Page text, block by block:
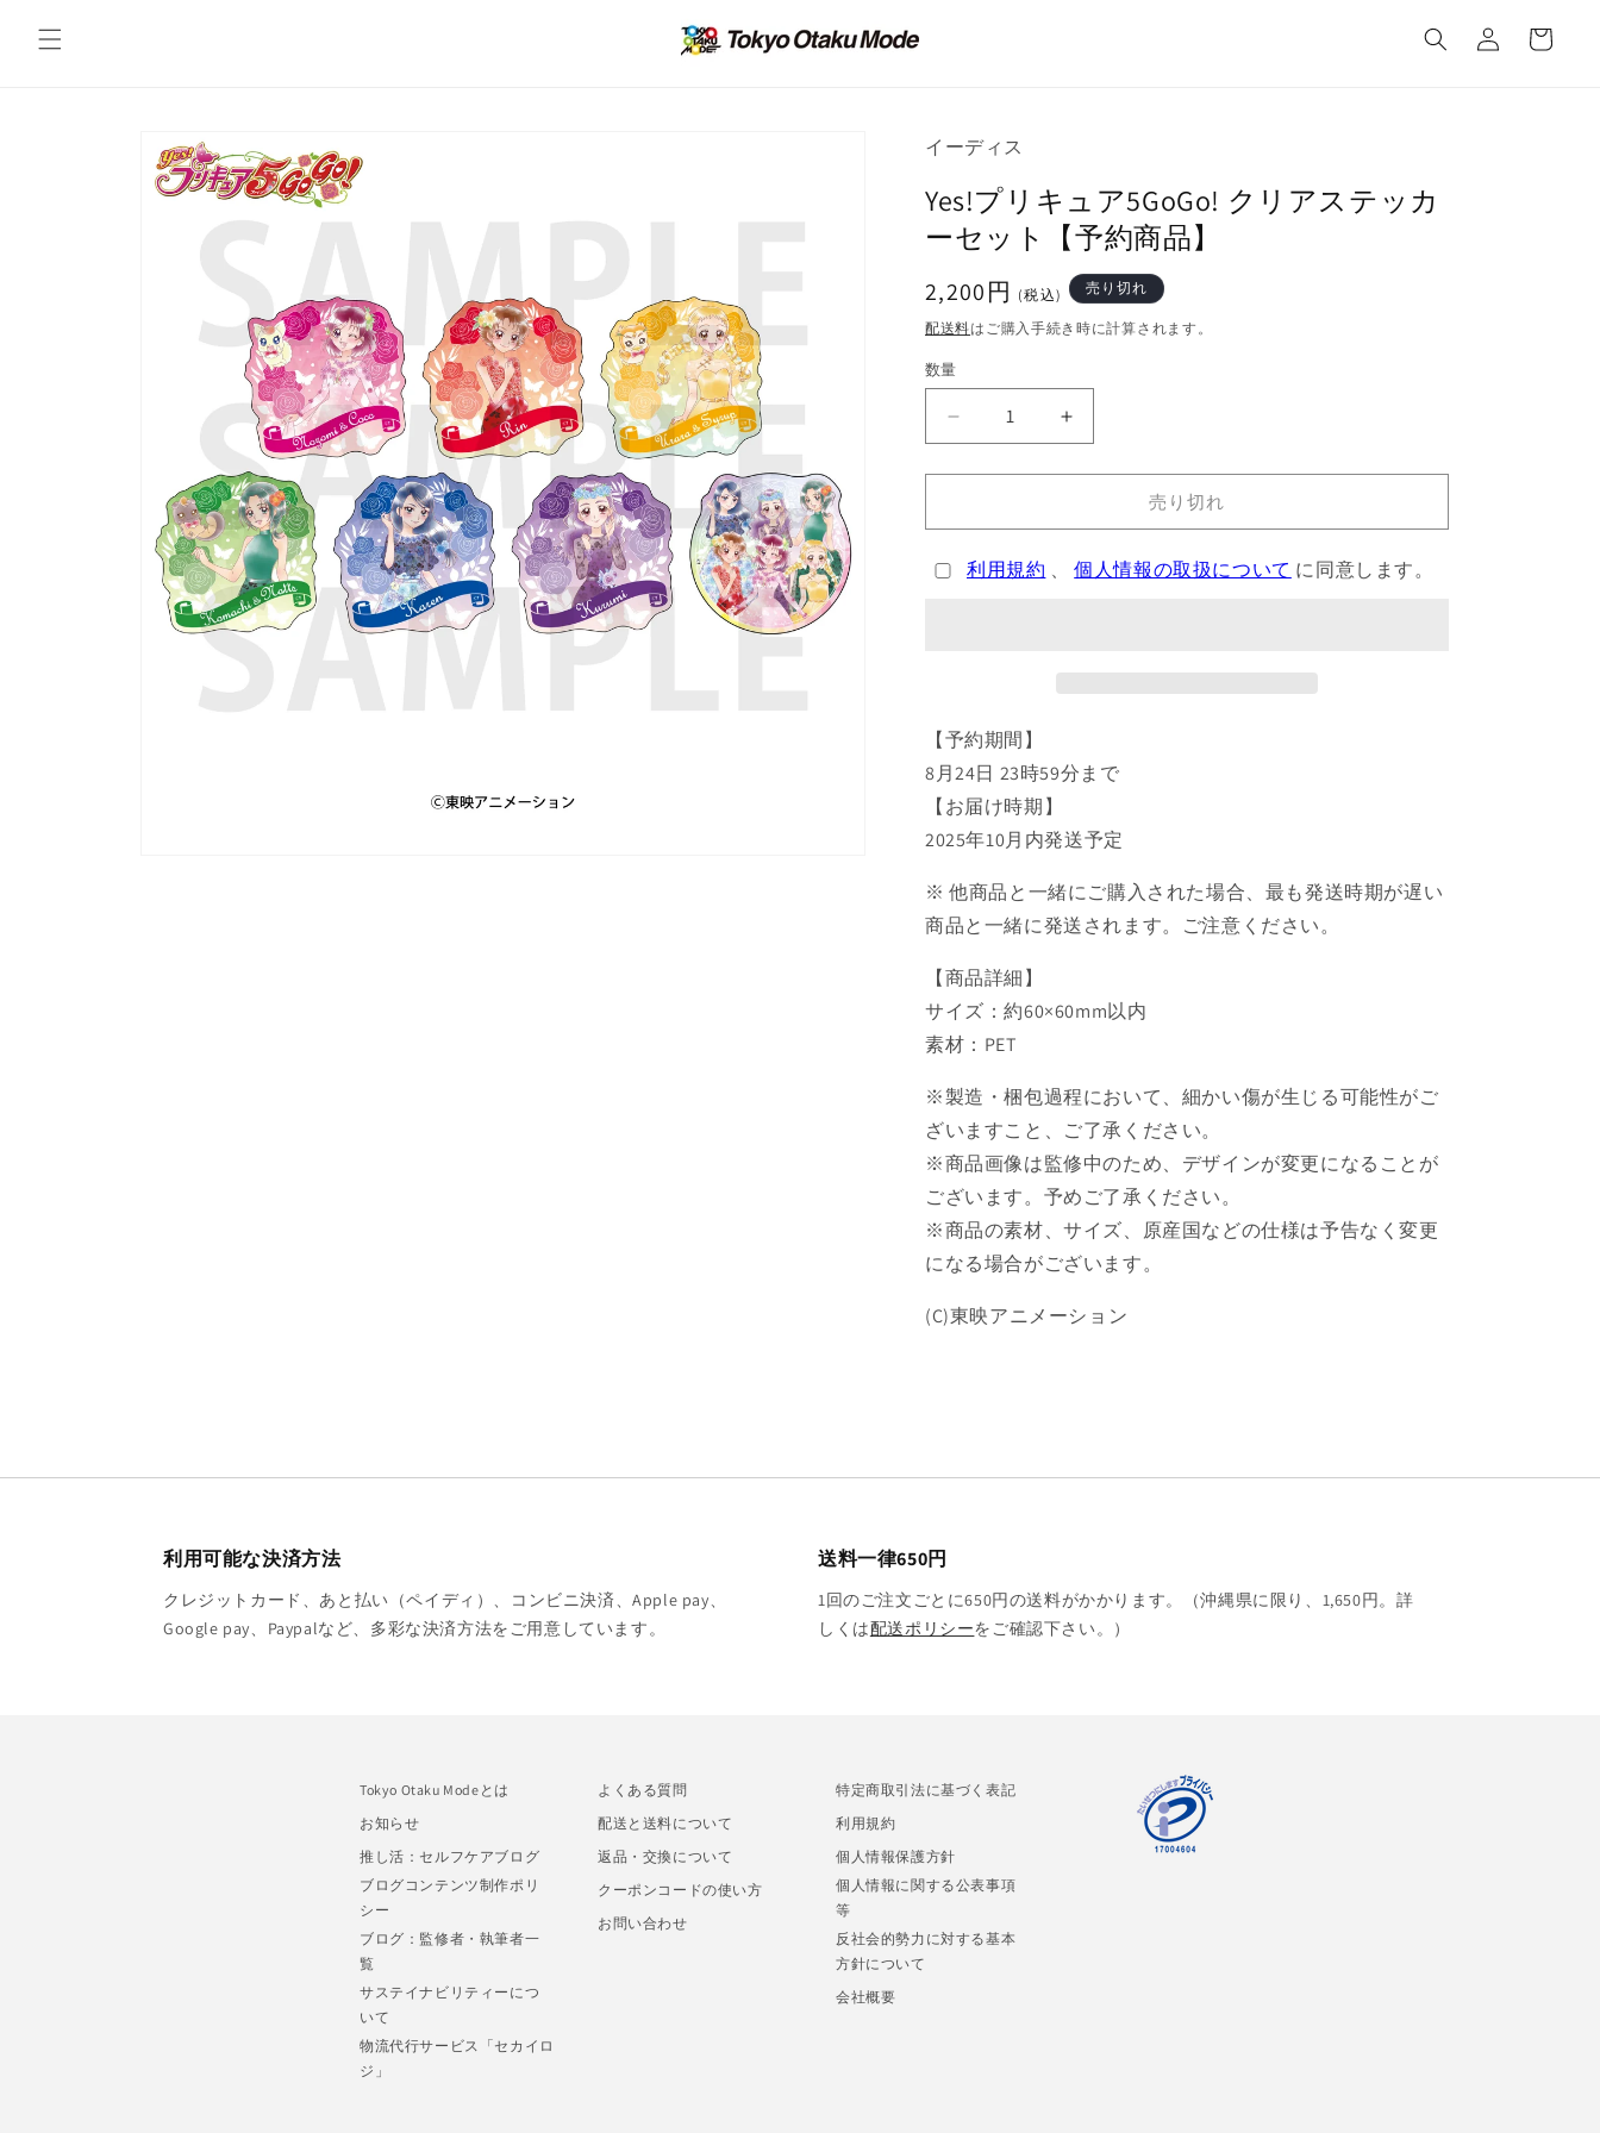
ンツに
進む
イ
ー
報にス
キップ
イーディス
Yes!プリキュア5GoGo! クリアステッカ
ーセット【予約商品】
通
常
価
格
2,200円 (税込) 売り切れ
配送料はご購入手続き時に計算されます。
数量
リ
ア
テ
ッ
カ
ー
セ
ッ
ト
【予
約
商
品】
の
量
を
減
ら
す
Yes!
リ
ア
ア
ッ
セ
ト
【予
品】
量
を
増
や
す
売り切れ
利用規約 、個人情報の取扱について に同意します。
【予約期間】
8月24日 23時59分まで
【お届け時期】
2025年10月内発送予定
※ 他商品と一緒にご購入された場合、最も発送時期が遅い
商品と一緒に発送されます。ご注意ください。
【商品詳細】
サイズ：約60×60mm以内
素材：PET
※製造・梱包過程において、細かい傷が生じる可能性がご
ざいますこと、ご了承ください。
※商品画像は監修中のため、デザインが変更になることが
ございます。予めご了承ください。
※商品の素材、サイズ、原産国などの仕様は予告なく変更
になる場合がございます。
(C)東映アニメーション
利用可能な決済方法
クレジットカード、あと払い（ペイディ）、コンビニ決済、Apple pay、
Google pay、Paypalなど、多彩な決済方法をご用意しています。
送料一律650円
1回のご注文ごとに650円の送料がかかります。（沖縄県に限り、1,650円。詳
しくは配送ポリシーをご確認下さい。）
Tokyo Otaku Modeとは
お知らせ
推し活：セルフケアブログ
ブログコンテンツ制作ポリ
シー
ブログ：監修者・執筆者一
覧
サステイナビリティーにつ
いて
物流代行サービス「セカイロ
ジ」
よくある質問
配送と送料について
返品・交換について
クーポンコードの使い方
お問い合わせ
特定商取引法に基づく表記
利用規約
個人情報保護方針
個人情報に関する公表事項
等
反社会的勢力に対する基本
方針について
会社概要